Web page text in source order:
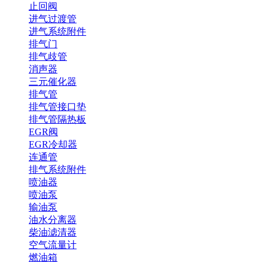
止回阀
进气过渡管
进气系统附件
排气门
排气歧管
消声器
三元催化器
排气管
排气管接口垫
排气管隔热板
EGR阀
EGR冷却器
连通管
排气系统附件
喷油器
喷油泵
输油泵
油水分离器
柴油滤清器
空气流量计
燃油箱